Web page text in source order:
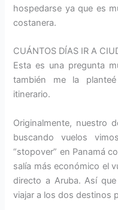
hospedarse ya que es
costanera.
CUÁNTOS DÍAS IR A
Esta es una pregunta
también me la
itinerario.
Originalmente, nuestro
buscando vuelos
“stopover” en Panamá
salía más económico el
directo a Aruba. Así
viajar a los dos destinos